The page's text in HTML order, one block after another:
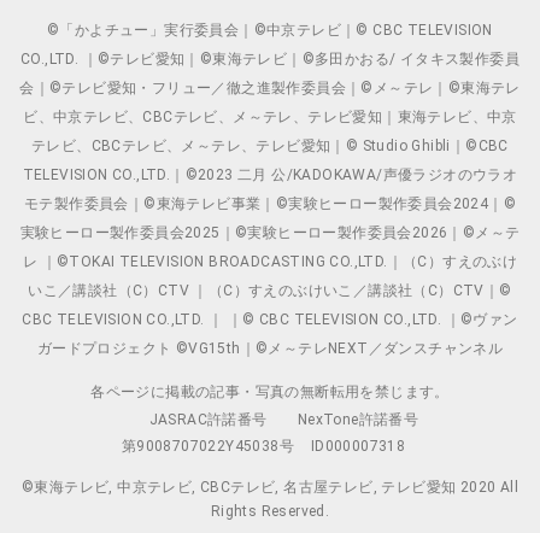
©「かよチュー」実行委員会｜©中京テレビ｜© CBC TELEVISION
CO.,LTD. ｜©テレビ愛知｜©東海テレビ｜©多田かおる/ イタキス製作委員
会｜©テレビ愛知・フリュー／徹之進製作委員会｜©メ～テレ｜©東海テレ
ビ、中京テレビ、CBCテレビ、メ～テレ、テレビ愛知｜東海テレビ、中京
テレビ、CBCテレビ、メ～テレ、テレビ愛知｜© Studio Ghibli｜©CBC
TELEVISION CO.,LTD.｜©2023 二月 公/KADOKAWA/声優ラジオのウラオ
モテ製作委員会｜©東海テレビ事業｜©実験ヒーロー製作委員会2024｜©
実験ヒーロー製作委員会2025｜©実験ヒーロー製作委員会2026｜©メ～テ
レ ｜©TOKAI TELEVISION BROADCASTING CO.,LTD.｜（C）すえのぶけ
いこ／講談社（C）CTV ｜（C）すえのぶけいこ／講談社（C）CTV｜©
CBC TELEVISION CO.,LTD. ｜ ｜© CBC TELEVISION CO.,LTD. ｜©ヴァン
ガードプロジェクト ©VG15th｜©メ～テレNEXT／ダンスチャンネル
各ページに掲載の記事・写真の無断転用を禁じます。
JASRAC許諾番号
NexTone許諾番号
第9008707022Y45038号
ID000007318
©東海テレビ, 中京テレビ, CBCテレビ, 名古屋テレビ, テレビ愛知 2020 All
Rights Reserved.